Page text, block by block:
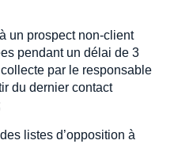
un prospect non-client
pendant un délai de 3
par le responsable
du dernier contact
listes d’opposition à